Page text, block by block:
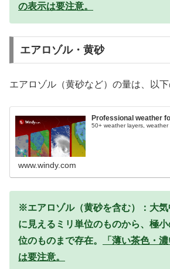
の表示は要注意。
エアロゾル・黄砂
エアロゾル（黄砂など）の量は、以下
Professional weather
50+ weather layers,
www.windy.com
※エアロゾル（黄砂を含む）：大気
に見えるミリ単位のものから、極
位のものまで存在。
「薄い茶色・
は要注意。